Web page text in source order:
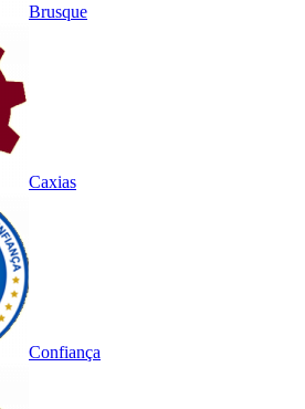
Brusque
Caxias
Confiança